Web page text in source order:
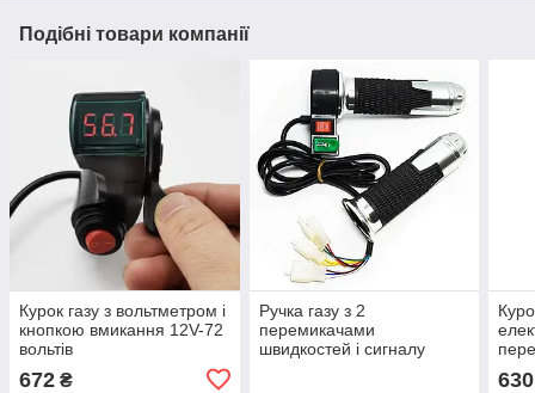
Подібні товари компанії
Курок газу з вольтметром і
кнопкою вмикання 12V-72
вольтів
672 ₴
Ручка газу з 2
перемикачами
швидкостей і сигналу
630